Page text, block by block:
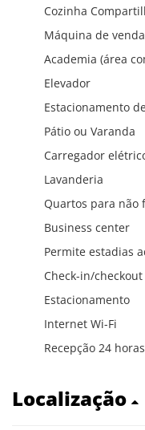
Cozinha
Máquina de
Academia (área
Elevador
Estacionamento
Pátio ou Varanda
Carregador
Lavanderia
Quartos para não
Business center
Permite estadias
Check-in/
Estacionamento
Internet Wi-Fi
Recepção 24 horas
Localização